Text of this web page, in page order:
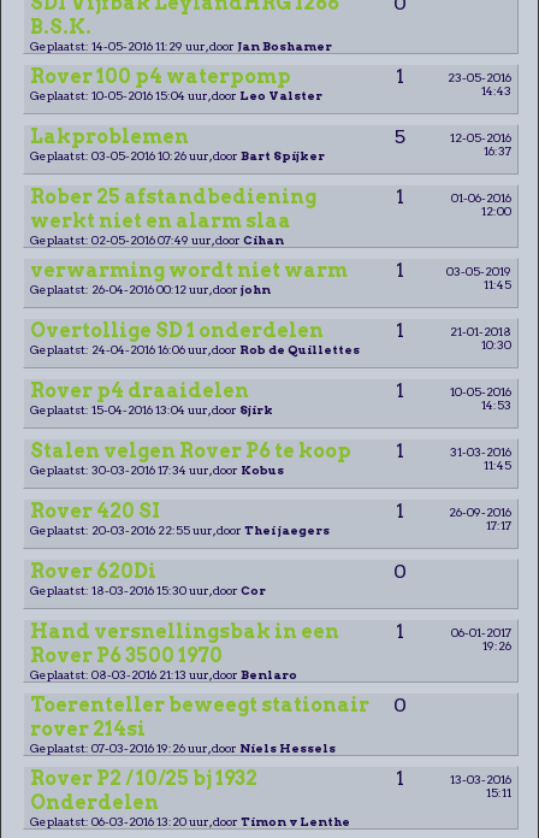
B.S.K.
Geplaatst: 14-05-2016 11:29 uur, door Jan Boshamer
Rover 100 p4 waterpomp 1
23-05-2016
14:43
Geplaatst: 10-05-2016 15:04 uur, door Leo Valster
Lakproblemen 5
12-05-2016
16:37
Geplaatst: 03-05-2016 10:26 uur, door Bart Spijker
Rober 25 afstandbediening
werkt niet en alarm slaa
1
01-06-2016
12:00
Geplaatst: 02-05-2016 07:49 uur, door Cihan
verwarming wordt niet warm 1
03-05-2019
11:45
Geplaatst: 26-04-2016 00:12 uur, door john
Overtollige SD 1 onderdelen 1
21-01-2018
10:30
Geplaatst: 24-04-2016 16:06 uur, door Rob de Quillettes
Rover p4 draaidelen 1
10-05-2016
14:53
Geplaatst: 15-04-2016 13:04 uur, door Sjirk
Stalen velgen Rover P6 te koop 1
31-03-2016
11:45
Geplaatst: 30-03-2016 17:34 uur, door Kobus
Rover 420 SI 1
26-09-2016
17:17
Geplaatst: 20-03-2016 22:55 uur, door Thei jaegers
Rover 620Di 0
Geplaatst: 18-03-2016 15:30 uur, door Cor
Hand versnellingsbak in een
Rover P6 3500 1970
1
06-01-2017
19:26
Geplaatst: 08-03-2016 21:13 uur, door Benlaro
Toerenteller beweegt stationair
rover 214si
0
Geplaatst: 07-03-2016 19:26 uur, door Niels Hessels
Rover P2 / 10/25 bj 1932
Onderdelen
1
13-03-2016
15:11
Geplaatst: 06-03-2016 13:20 uur, door Timon v Lenthe